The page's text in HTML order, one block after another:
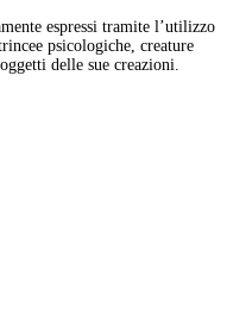
espressi tramite l’utilizzo
psicologiche, creature
delle sue creazioni.